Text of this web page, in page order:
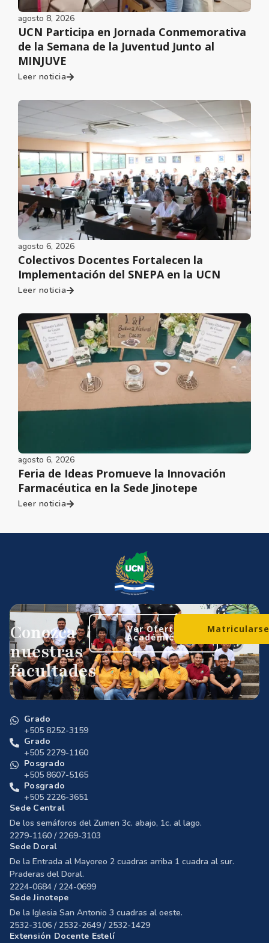
agosto 8, 2026
UCN Participa en Jornada Conmemorativa
de la Semana de la Juventud Junto al
MINJUVE
Leer noticia
agosto 6, 2026
Colectivos Docentes Fortalecen la
Implementación del SNEPA en la UCN
Leer noticia
agosto 6, 2026
Feria de Ideas Promueve la Innovación
Farmacéutica en la Sede Jinotepe
Leer noticia
Conozca
nuestras
facultades
Ver Oferta
Académica
Grado
+505 8252-3159
Grado
+505 2279-1160
Posgrado
+505 8607-5165
Posgrado
+505 2226-3651
Sede Central
De los semáforos del Zumen 3c. abajo, 1c. al lago.
2279-1160 / 2269-3103
Sede Doral
De la Entrada al Mayoreo 2 cuadras arriba 1 cuadra al sur.
Praderas del Doral.
2224-0684 / 224-0699
Sede Jinotepe
De la Iglesia San Antonio 3 cuadras al oeste.
2532-3106 / 2532-2649 / 2532-1429
Extensión Docente Estelí